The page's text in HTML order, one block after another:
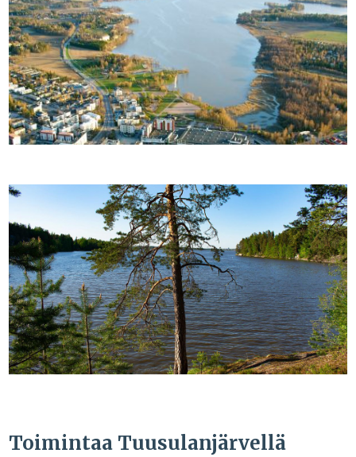
Toimintaa Tuusulanjärvellä